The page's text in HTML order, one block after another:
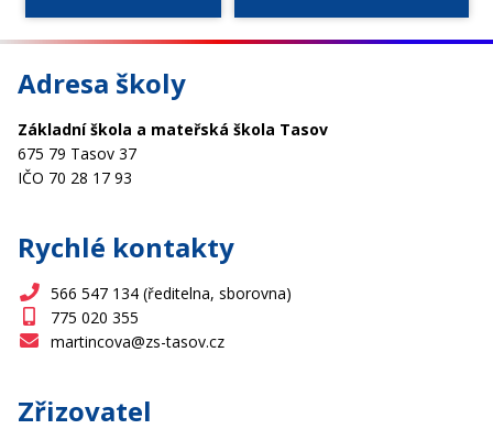
Adresa školy
Základní škola a mateřská škola Tasov
675 79 Tasov 37
IČO 70 28 17 93
Rychlé kontakty
566 547 134 (ředitelna, sborovna)
775 020 355
martincova@zs-tasov.cz
Zřizovatel